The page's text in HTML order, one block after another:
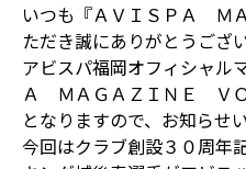
いつも『ＡＶＩＳＰＡ Ｍ
ただき誠にありがとうござい
アビスパ福岡オフィシャル
Ａ ＭＡＧＡＺＩＮＥ Ｖ
となりますので、お知らせ
今回はクラブ創設３０周年